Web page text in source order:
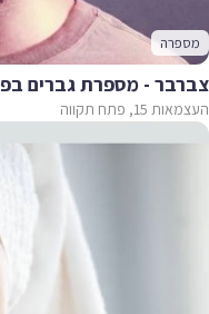
מספרה
העצמאות 15, פתח תקווה